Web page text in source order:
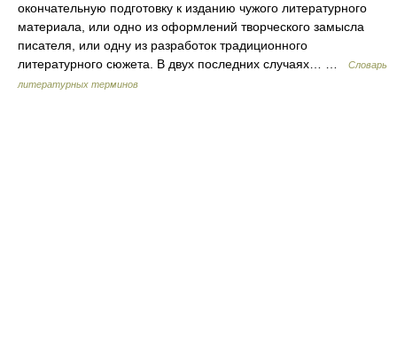
окончательную подготовку к изданию чужого литературного
материала, или одно из оформлений творческого замысла
писателя, или одну из разработок традиционного
литературного сюжета. В двух последних случаях… …
Словарь
литературных терминов